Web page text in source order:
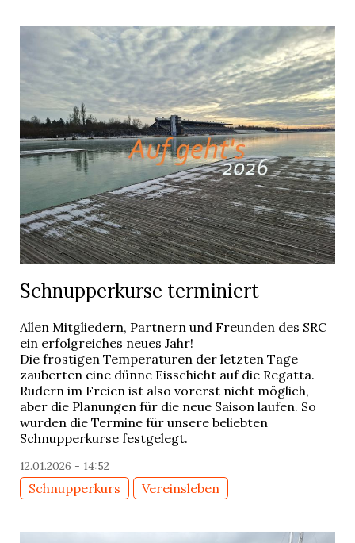
Schnupperkurse terminiert
Allen Mitgliedern, Partnern und Freunden des SRC
ein erfolgreiches neues Jahr!
Die frostigen Temperaturen der letzten Tage
zauberten eine dünne Eisschicht auf die Regatta.
Rudern im Freien ist also vorerst nicht möglich,
aber die Planungen für die neue Saison laufen. So
wurden die Termine für unsere beliebten
Schnupperkurse festgelegt.
12.01.2026 - 14:52
Schnupperkurs Vereinsleben